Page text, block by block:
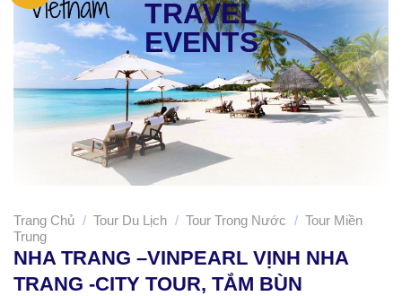
Trang Chủ / Tour Du Lịch / Tour Trong Nước / Tour Miền
Trung
NHA TRANG –VINPEARL VỊNH NHA
TRANG -CITY TOUR, TẮM BÙN